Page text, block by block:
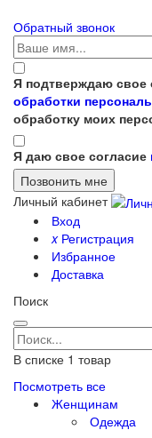
Обратный звонок
Я подтверждаю свое
обработки
обработку моих
Я даю свое согласие
Личный кабинет
Вход
xРегистрация
Избранное
Доставка
Поиск
В списке 1 товар
Посмотреть все
Женщинам
Одежда